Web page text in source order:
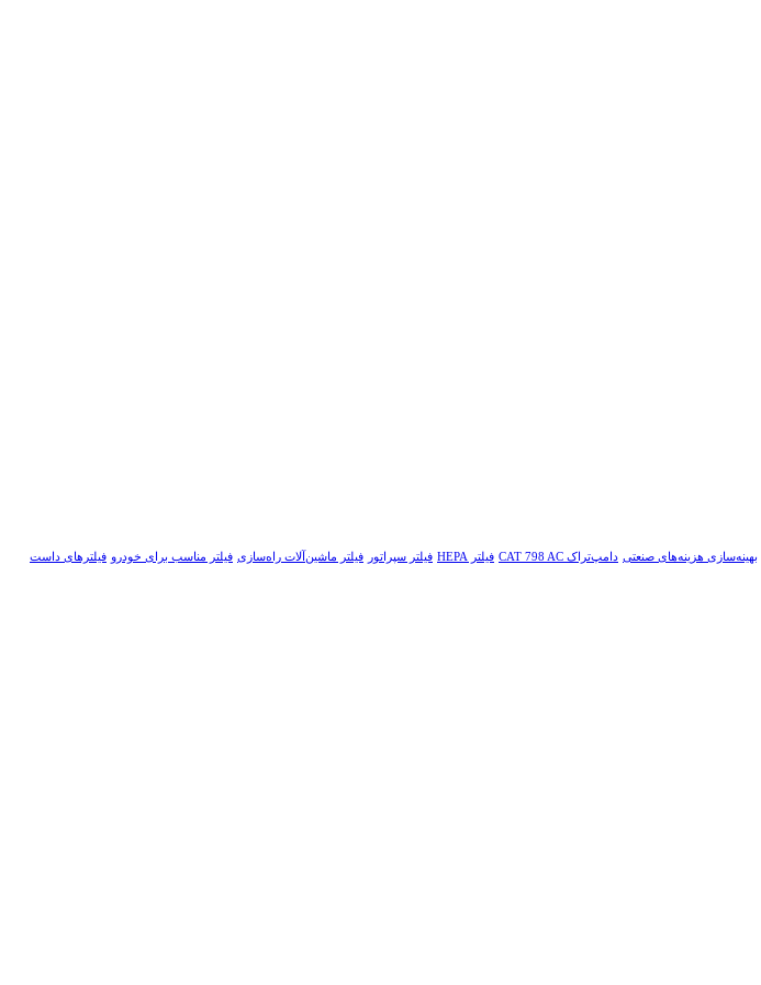
بهینه‌سازی هزینه‌های صنعتی دامپ‌تراک CAT 798 AC فیلتر HEPA فیلتر سپراتور فیلتر ماشین‌آلات راه‌سازی فیلتر مناسب برای خودرو فیلترهای داست